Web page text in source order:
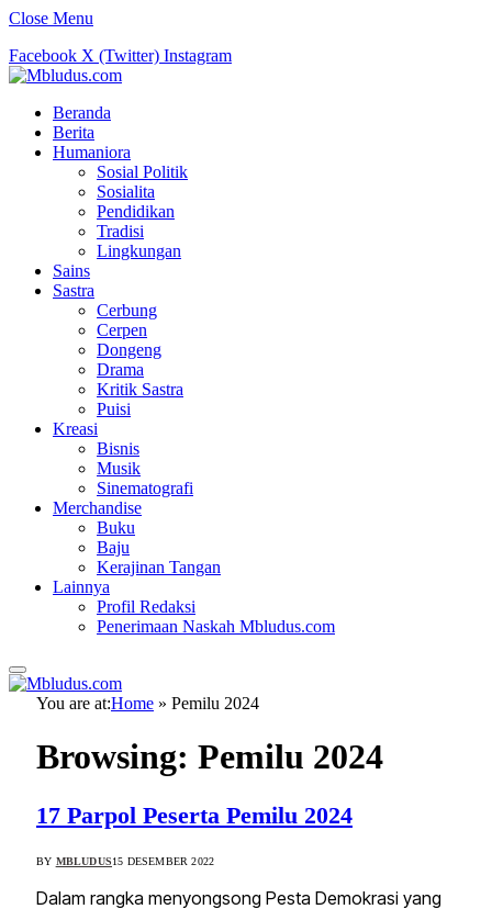
Close Menu
Facebook X (Twitter) Instagram
Beranda
Berita
Humaniora
Sosial Politik
Sosialita
Pendidikan
Tradisi
Lingkungan
Sains
Sastra
Cerbung
Cerpen
Dongeng
Drama
Kritik Sastra
Puisi
Kreasi
Bisnis
Musik
Sinematografi
Merchandise
Buku
Baju
Kerajinan Tangan
Lainnya
Profil Redaksi
Penerimaan Naskah Mbludus.com
You are at:Home » Pemilu 2024
Browsing: Pemilu 2024
17 Parpol Peserta Pemilu 2024
BY MBLUDUS15 DESEMBER 2022
Dalam rangka menyongsong Pesta Demokrasi yang